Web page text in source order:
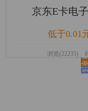
京东E卡电
低于0.01
浏览(22235)